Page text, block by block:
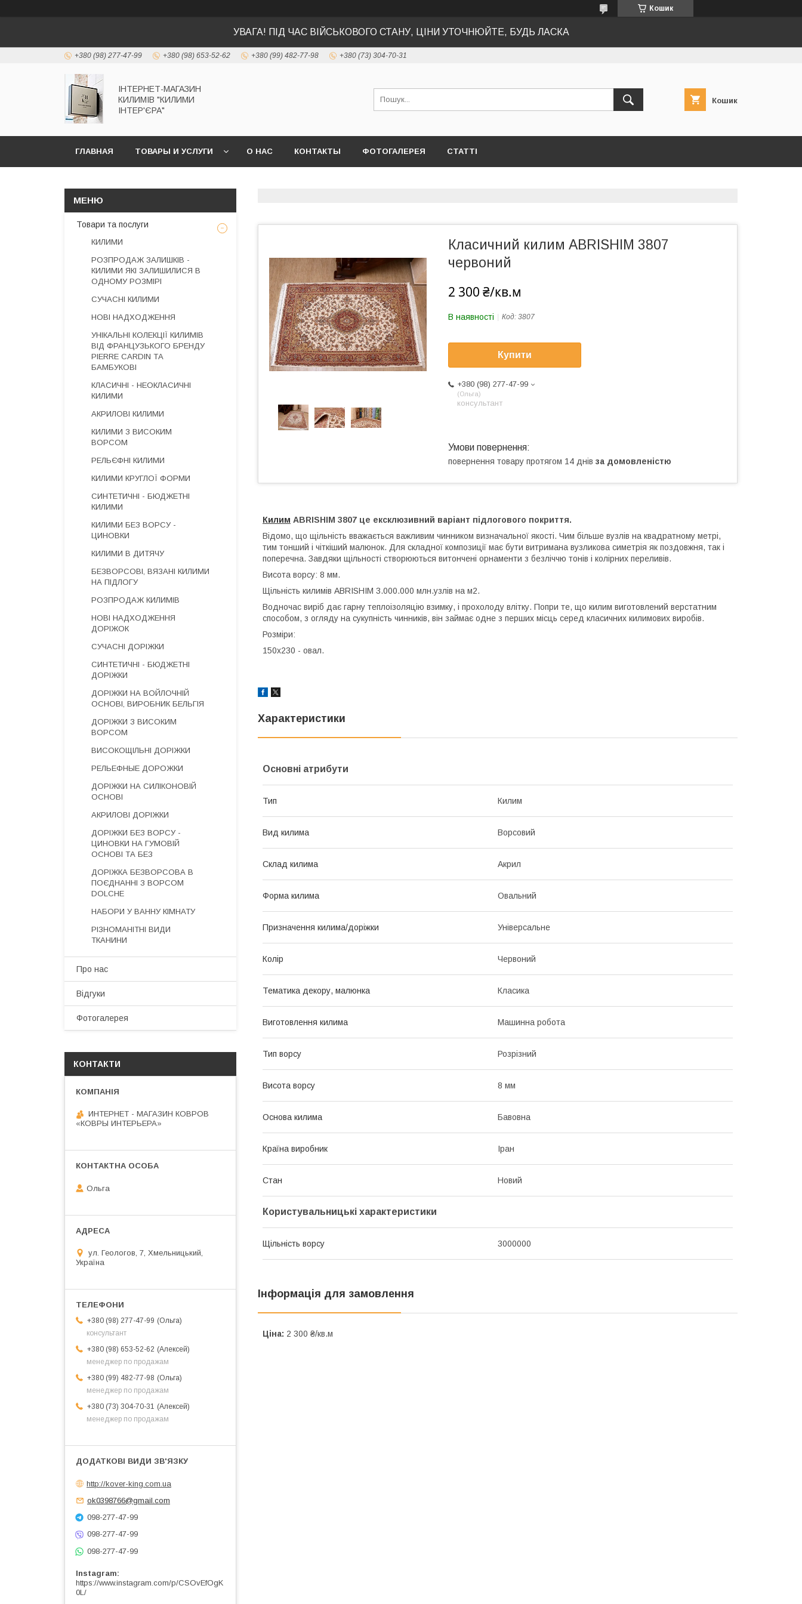
Кошик
УВАГА! ПІД ЧАС ВІЙСЬКОВОГО СТАНУ, ЦІНИ УТОЧНЮЙТЕ, БУДЬ ЛАСКА
+380 (98) 277-47-99 +380 (98) 653-52-62 +380 (99) 482-77-98 +380 (73) 304-70-31
ІНТЕРНЕТ-МАГАЗИН
КИЛИМІВ "КИЛИМИ
ІНТЕР'ЄРА"
Кошик
ГЛАВНАЯ ТОВАРЫ И УСЛУГИ О НАС КОНТАКТЫ ФОТОГАЛЕРЕЯ СТАТТІ
Класичний килим АBRISHIM 3807
червоний
2 300 ₴/кв.м
В наявності Код: 3807
Купити
+380 (98) 277-47-99
Ольга
консультант
повернення товару протягом 14 днів за домовленістю
Килим АBRISHIM 3807 це ексклюзивний варіант підлогового покриття.
Відомо, що щільність вважається важливим чинником визначальної якості. Чим більше вузлів на квадратному метрі,
тим тонший і чіткіший малюнок. Для складної композиції має бути витримана вузликова симетрія як поздовжня, так і
поперечна. Завдяки щільності створюються витончені орнаменти з безліччю тонів і колірних переливів.
Висота ворсу: 8 мм.
Щільність килимів ABRISHIM 3.000.000 млн.узлів на м2.
Водночас виріб дає гарну теплоізоляцію взимку, і прохолоду влітку. Попри те, що килим виготовлений верстатним
способом, з огляду на сукупність чинників, він займає одне з перших місць серед класичних килимових виробів.
Розміри:
150х230 - овал.
Характеристики
Основні атрибути
Тип Килим
Вид килима Ворсовий
Склад килима Акрил
Форма килима Овальний
Призначення килима/доріжки Універсальне
Колір Червоний
Тематика декору, малюнка Класика
Виготовлення килима Машинна робота
Тип ворсу Розрізний
Висота ворсу 8 мм
Основа килима Бавовна
Країна виробник Іран
Стан Новий
Користувальницькі характеристики
Щільність ворсу 3000000
Інформація для замовлення
Ціна: 2 300 ₴/кв.м
Товари та послуги
КИЛИМИ
РОЗПРОДАЖ ЗАЛИШКІВ -
КИЛИМИ ЯКІ ЗАЛИШИЛИСЯ В
ОДНОМУ РОЗМІРІ
СУЧАСНІ КИЛИМИ
НОВІ НАДХОДЖЕННЯ
УНІКАЛЬНІ КОЛЕКЦІЇ КИЛИМІВ
ВІД ФРАНЦУЗЬКОГО БРЕНДУ
PIERRE CARDIN ТА
БАМБУКОВІ
КЛАСИЧНІ - НЕОКЛАСИЧНІ
КИЛИМИ
АКРИЛОВІ КИЛИМИ
КИЛИМИ З ВИСОКИМ
ВОРСОМ
РЕЛЬЄФНІ КИЛИМИ
КИЛИМИ КРУГЛОЇ ФОРМИ
СИНТЕТИЧНІ - БЮДЖЕТНІ
КИЛИМИ
КИЛИМИ БЕЗ ВОРСУ -
ЦИНОВКИ
КИЛИМИ В ДИТЯЧУ
БЕЗВОРСОВІ, ВЯЗАНІ КИЛИМИ
НА ПІДЛОГУ
РОЗПРОДАЖ КИЛИМІВ
НОВІ НАДХОДЖЕННЯ
ДОРІЖОК
СУЧАСНІ ДОРІЖКИ
СИНТЕТИЧНІ - БЮДЖЕТНІ
ДОРІЖКИ
ДОРІЖКИ НА ВОЙЛОЧНІЙ
ОСНОВІ, ВИРОБНИК БЕЛЬГІЯ
ДОРІЖКИ З ВИСОКИМ
ВОРСОМ
ВИСОКОЩІЛЬНІ ДОРІЖКИ
РЕЛЬЕФНЫЕ ДОРОЖКИ
ДОРІЖКИ НА СИЛІКОНОВІЙ
ОСНОВІ
АКРИЛОВІ ДОРІЖКИ
ДОРІЖКИ БЕЗ ВОРСУ -
ЦИНОВКИ НА ГУМОВІЙ
ОСНОВІ ТА БЕЗ
ДОРІЖКА БЕЗВОРСОВА В
ПОЄДНАННІ З ВОРСОМ
DOLCHE
НАБОРИ У ВАННУ КІМНАТУ
РІЗНОМАНІТНІ ВИДИ
ТКАНИНИ
Про нас
Відгуки
Фотогалерея
КОНТАКТИ
ИНТЕРНЕТ - МАГАЗИН КОВРОВ
«КОВРЫ ИНТЕРЬЕРА»
Ольга
ул. Геологов, 7, Хмельницький,
Україна
+380 (98) 277-47-99
Ольга
консультант
+380 (98) 653-52-62
Алексей
менеджер по продажам
+380 (99) 482-77-98
Ольга
менеджер по продажам
+380 (73) 304-70-31
Алексей
менеджер по продажам
http://kover-king.com.ua
ok0398766@gmail.com
098-277-47-99
098-277-47-99
098-277-47-99
Instagram
https://www.instagram.com/p/CSOvEfOgK
0L/